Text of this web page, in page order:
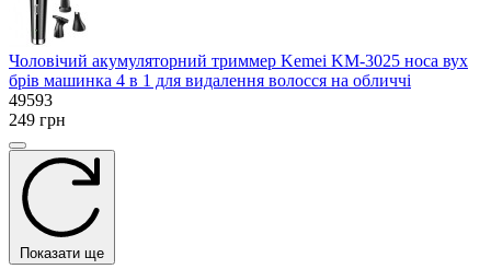
Чоловічий акумуляторний триммер Kemei KM-3025 носа вух
брів машинка 4 в 1 для видалення волосся на обличчі
49593
249 грн
Показати ще